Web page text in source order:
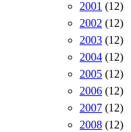
2001 (12)
2002 (12)
2003 (12)
2004 (12)
2005 (12)
2006 (12)
2007 (12)
2008 (12)